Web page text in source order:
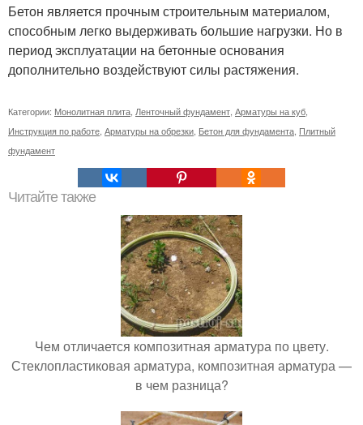
Бетон является прочным строительным материалом,
способным легко выдерживать большие нагрузки. Но в
период эксплуатации на бетонные основания
дополнительно воздействуют силы растяжения.
Категории: Монолитная плита Ленточный фундамент Арматуры на куб
Инструкция по работе Арматуры на обрезки Бетон для фундамента Плитный
фундамент
Читайте также
Чем отличается композитная арматура по цвету.
Стеклопластиковая арматура, композитная арматура —
в чем разница?